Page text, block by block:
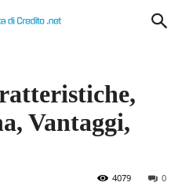
Vantaggi,
0
4079